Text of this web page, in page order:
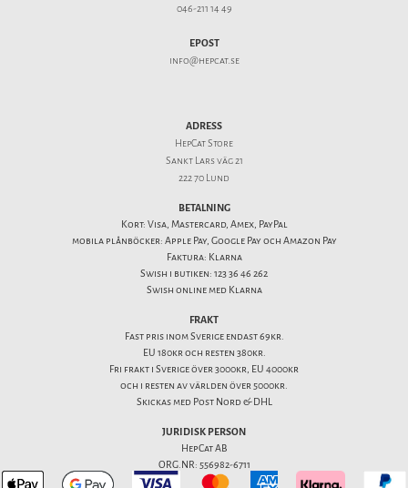
046-211 14 49
EPOST
info@hepcat.se
ADRESS
HepCat Store
Sankt Lars väg 21
222 70 Lund
BETALNING
Kort: Visa, Mastercard, Amex, PayPal
mobila plånböcker: Apple Pay, Google Pay och Amazon Pay
Faktura: Klarna
Swish i butiken: 123 36 46 262
Swish online med Klarna
FRAKT
Fast pris inom Sverige endast 69kr.
EU 180kr och resten 380kr.
Fri frakt i Sverige över 3000kr, EU 4000kr
och i resten av världen över 5000kr.
Skickas med Post Nord & DHL
JURIDISK PERSON
HepCat AB
ORG.NR: 556982-6711